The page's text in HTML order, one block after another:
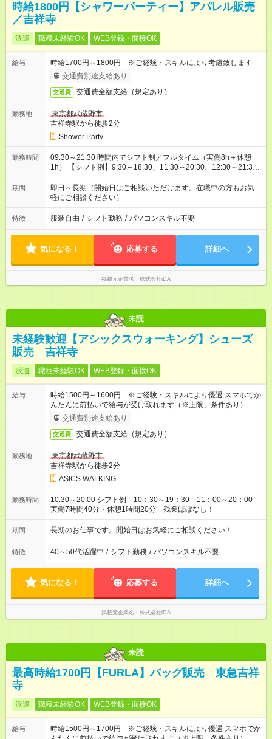
時給1800円【シャワーパーティー】アパレル販売
／吉祥寺
派遣 職種未経験OK WEB登録・面接OK
給与
時給1700円～1800円 ※ご経験・スキルにより考慮致します
交通費別途支給あり
交通費 交通費全額支給（規定あり）
勤務地
東京都武蔵野市
吉祥寺駅から徒歩2分
Shower Party
勤務時間
09:30～21:30 時間内でシフト制／フルタイム（実働8h＋休憩
1h） 【シフト例】9:30～18:30、11:30～20:30、12:30～21:30
など
期間
即日～長期（開始日はご相談いただけます。在職中の方もお気
軽にご相談ください）
特徴 服装自由 / シフト勤務 / パソコンスキル不要
気になる！ 応募する 詳細へ
掲載元企業名 株式会社iDA
未読
未経験歓迎【アシックスウォーキング】シューズ
販売 吉祥寺
派遣 職種未経験OK WEB登録・面接OK
給与
時給1500円～1600円 ※ご経験・スキルにより優遇 スマホでか
んたんに前払いで給与が受け取れます（※上限、条件あり）
交通費別途支給あり
交通費 交通費全額支給（規定あり）
勤務地
東京都武蔵野市
吉祥寺駅から徒歩2分
ASICS WALKING
勤務時間
10:30～20:00 シフト例 10：30～19：30 11：00～20：00
実働7時間40分・休憩1時間20分 残業ほぼなし！
期間 長期のお仕事です。開始日はお気軽にご相談ください！
特徴 40～50代活躍中 / シフト勤務 / パソコンスキル不要
気になる！ 応募する 詳細へ
掲載元企業名 株式会社iDA
未読
最高時給1700円【FURLA】バッグ販売 東急吉祥
寺
派遣 職種未経験OK WEB登録・面接OK
給与
時給1500円～1700円 ※ご経験・スキルにより優遇 スマホでか